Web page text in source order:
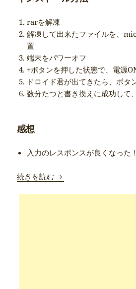
rarを解凍
解凍して出来たファイルを、
置
端末をパワーオフ
+ボタンを押した状態で、電源
ドロイド君が出てきたら、ボタ
数分たつと書き換えに成功して
感想
入力のレスポンスが良くなった！
続きを読む Onda V975mのv2.0.1